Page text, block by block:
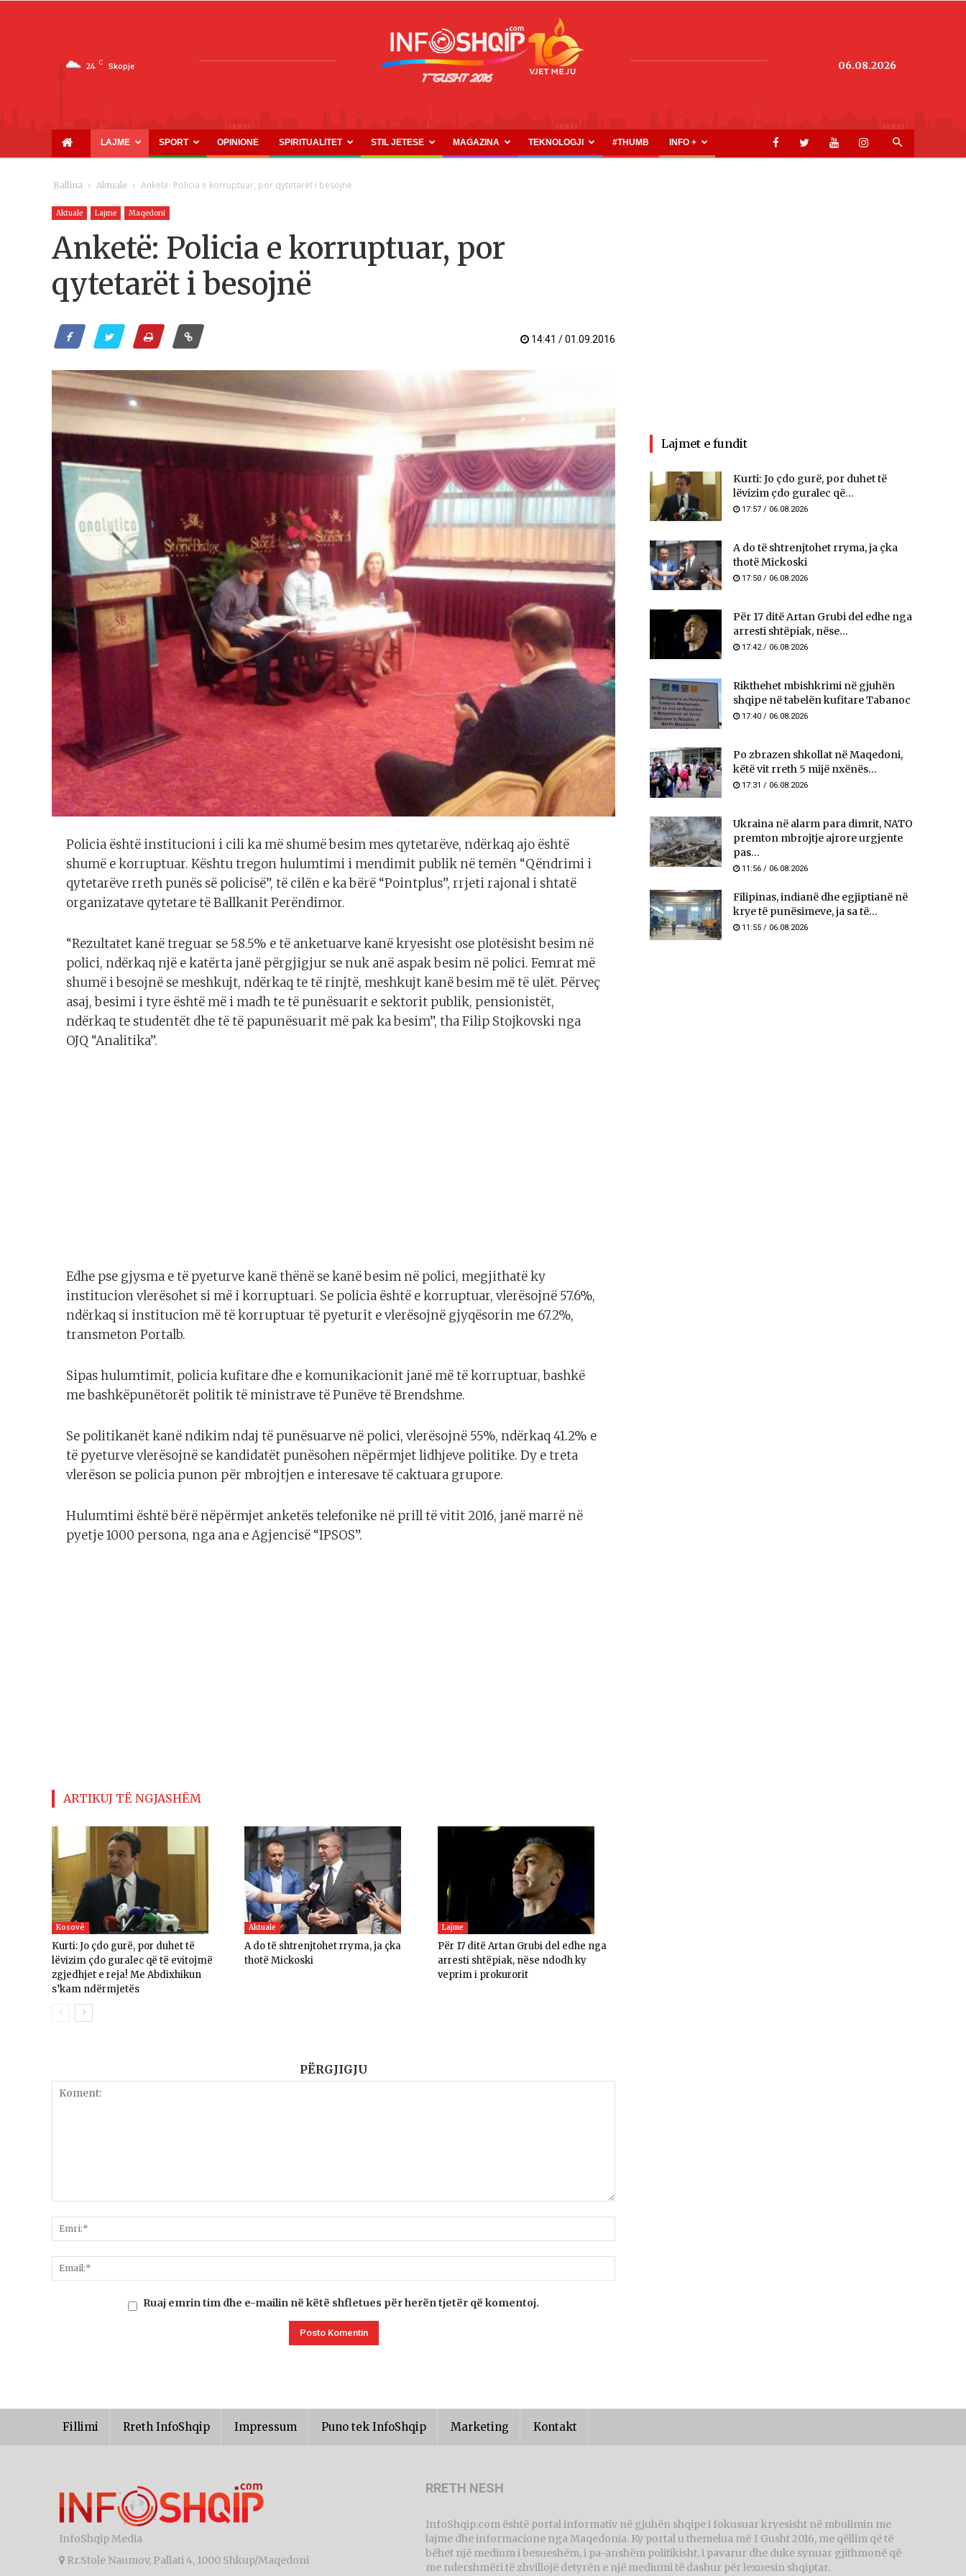
24 C Skopje
INFOSHQIP.COM
06.08.2026
LAJME SPORT OPINIONE SPIRITUALITET STIL JETESE MAGAZINA TEKNOLOGJI #THUMB INFO +
Ballina Aktuale Anketë: Policia e korruptuar, por qytetarët i besojnë
Aktuale Lajme Maqedoni
Anketë: Policia e korruptuar, por
qytetarët i besojnë
14:41 / 01.09.2016
Policia është institucioni i cili ka më shumë besim mes qytetarëve, ndërkaq ajo është
shumë e korruptuar. Kështu tregon hulumtimi i mendimit publik në temën “Qëndrimi i
qytetarëve rreth punës së policisë”, të cilën e ka bërë “Pointplus”, rrjeti rajonal i shtatë
organizatave qytetare të Ballkanit Perëndimor.
“Rezultatet kanë treguar se 58.5% e të anketuarve kanë kryesisht ose plotësisht besim në
polici, ndërkaq një e katërta janë përgjigjur se nuk anë aspak besim në polici. Femrat më
shumë i besojnë se meshkujt, ndërkaq te të rinjtë, meshkujt kanë besim më të ulët. Përveç
asaj, besimi i tyre është më i madh te të punësuarit e sektorit publik, pensionistët,
ndërkaq te studentët dhe të të papunësuarit më pak ka besim”, tha Filip Stojkovski nga
OJQ “Analitika”.
Edhe pse gjysma e të pyeturve kanë thënë se kanë besim në polici, megjithatë ky
institucion vlerësohet si më i korruptuari. Se policia është e korruptuar, vlerësojnë 57.6%,
ndërkaq si institucion më të korruptuar të pyeturit e vlerësojnë gjyqësorin me 67.2%,
transmeton Portalb.
Sipas hulumtimit, policia kufitare dhe e komunikacionit janë më të korruptuar, bashkë
me bashkëpunëtorët politik të ministrave të Punëve të Brendshme.
Se politikanët kanë ndikim ndaj të punësuarve në polici, vlerësojnë 55%, ndërkaq 41.2% e
të pyeturve vlerësojnë se kandidatët punësohen nëpërmjet lidhjeve politike. Dy e treta
vlerëson se policia punon për mbrojtjen e interesave të caktuara grupore.
Hulumtimi është bërë nëpërmjet anketës telefonike në prill të vitit 2016, janë marrë në
pyetje 1000 persona, nga ana e Agjencisë “IPSOS”.
ARTIKUJ TË NGJASHËM
Kosovë
Kurti: Jo çdo gurë, por duhet të
lëvizim çdo guralec që të evitojmë
zgjedhjet e reja! Me Abdixhikun
s’kam ndërmjetës
Aktuale
A do të shtrenjtohet rryma, ja çka
thotë Mickoski
Lajme
Për 17 ditë Artan Grubi del edhe nga
arresti shtëpiak, nëse ndodh ky
veprim i prokurorit
PËRGJIGJU
Ruaj emrin tim dhe e-mailin në këtë shfletues për herën tjetër që komentoj.
Lajmet e fundit
Kurti: Jo çdo gurë, por duhet të
lëvizim çdo guralec që...
17:57 / 06.08.2026
A do të shtrenjtohet rryma, ja çka
thotë Mickoski
17:50 / 06.08.2026
Për 17 ditë Artan Grubi del edhe nga
arresti shtëpiak, nëse...
17:42 / 06.08.2026
Rikthehet mbishkrimi në gjuhën
shqipe në tabelën kufitare Tabanoc
17:40 / 06.08.2026
Po zbrazen shkollat në Maqedoni,
këtë vit rreth 5 mijë nxënës...
17:31 / 06.08.2026
Ukraina në alarm para dimrit, NATO
premton mbrojtje ajrore urgjente
pas...
11:56 / 06.08.2026
Filipinas, indianë dhe egjiptianë në
krye të punësimeve, ja sa të...
11:55 / 06.08.2026
Fillimi Rreth InfoShqip Impressum Puno tek InfoShqip Marketing Kontakt
InfoShqip Media
Rr.Stole Naumov, Pallati 4, 1000 Shkup/Maqedoni
RRETH NESH
InfoShqip.com është portal informativ në gjuhën shqipe i fokusuar kryesisht në mbulimin me
lajme dhe informacione nga Maqedonia. Ky portal u themelua më 1 Gusht 2016, me qëllim që të
bëhet një medium i besueshëm, i pa-anshëm politikisht, i pavarur dhe duke synuar gjithmonë që
me ndershmëri të zhvillojë detyrën e një mediumi të dashur për lexuesin shqiptar.